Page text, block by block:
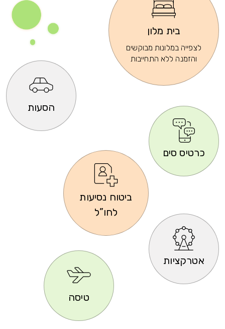
הסעות
בית מלון
לצפייה במלונות מבוקשים
והזמנה ללא התחייבות
כרטיס סים
ביטוח נסיעות
לחו”ל
אטרקציות
טיסה